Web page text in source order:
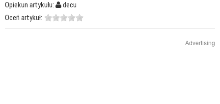
Opiekun artykułu:
decu
Oceń artykuł:
Advertising